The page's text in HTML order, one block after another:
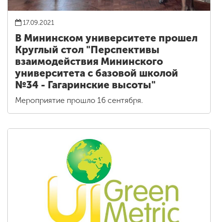
17.09.2021
В Мининском университете прошел
Круглый стол "Перспективы
взаимодействия Мининского
университета с базовой школой
№34 - Гагаринские высоты"
Мероприятие прошло 16 сентября.